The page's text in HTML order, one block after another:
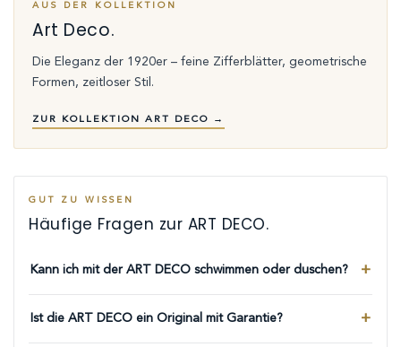
AUS DER KOLLEKTION
Art Deco.
Die Eleganz der 1920er – feine Zifferblätter, geometrische
Formen, zeitloser Stil.
ZUR KOLLEKTION ART DECO →
GUT ZU WISSEN
Häufige Fragen zur ART DECO.
Kann ich mit der ART DECO schwimmen oder duschen?
Ist die ART DECO ein Original mit Garantie?